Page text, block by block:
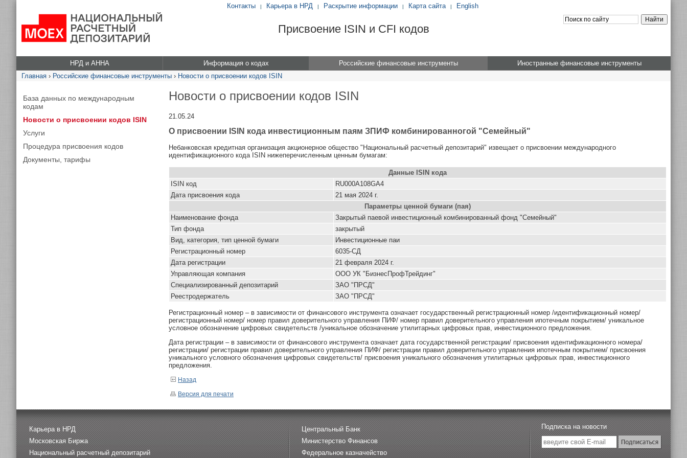
Контакты | Карьера в НРД | Раскрытие информации | Карта сайта | English
Присвоение ISIN и CFI кодов
НРД и АННА Информация о кодах Российские финансовые инструменты
Иностранные финансовые инструменты
Главная › Российские финансовые инструменты › Новости о присвоении кодов ISIN
База данных по международным
кодам
Новости о присвоении кодов ISIN
Услуги
Процедура присвоения кодов
Документы, тарифы
Новости о присвоении кодов ISIN
21.05.24
О присвоении ISIN кода инвестиционным паям ЗПИФ комбинированногой "Семейный"
Небанковская кредитная организация акционерное общество "Национальный расчетный депозитарий" извещает о присвоении международного
идентификационного кода ISIN нижеперечисленным ценным бумагам:
Данные ISIN кода
ISIN код
RU000A108GA4
Дата присвоения кода
21 мая 2024 г.
Параметры ценной бумаги (пая)
Наименование фонда
Закрытый паевой инвестиционный комбинированный фонд "Семейный"
Тип фонда
закрытый
Вид, категория, тип ценной бумаги
Инвестиционные паи
Регистрационный номер
6035-СД
Дата регистрации
21 февраля 2024 г.
Управляющая компания
ООО УК "БизнесПрофТрейдинг"
Специализированный депозитарий
ЗАО "ПРСД"
Реестродержатель
ЗАО "ПРСД"
Регистрационный номер – в зависимости от финансового инструмента означает государственный регистрационный номер /идентификационный номер/
регистрационный номер/ номер правил доверительного управления ПИФ/ номер правил доверительного управления ипотечным покрытием/ уникальное
условное обозначение цифровых свидетельств /уникальное обозначение утилитарных цифровых прав, инвестиционного предложения.
Дата регистрации – в зависимости от финансового инструмента означает дата государственной регистрации/ присвоения идентификационного номера/
регистрации/ регистрации правил доверительного управления ПИФ/ регистрации правил доверительного управления ипотечным покрытием/ присвоения
уникального условного обозначения цифровых свидетельств/ присвоения уникального обозначения утилитарных цифровых прав, инвестиционного
предложения.
Назад
Версия для печати
Карьера в НРД
Московская Биржа
Национальный расчетный депозитарий
Центральный Банк
Министерство Финансов
Федеральное казначейство
Подписка на новости